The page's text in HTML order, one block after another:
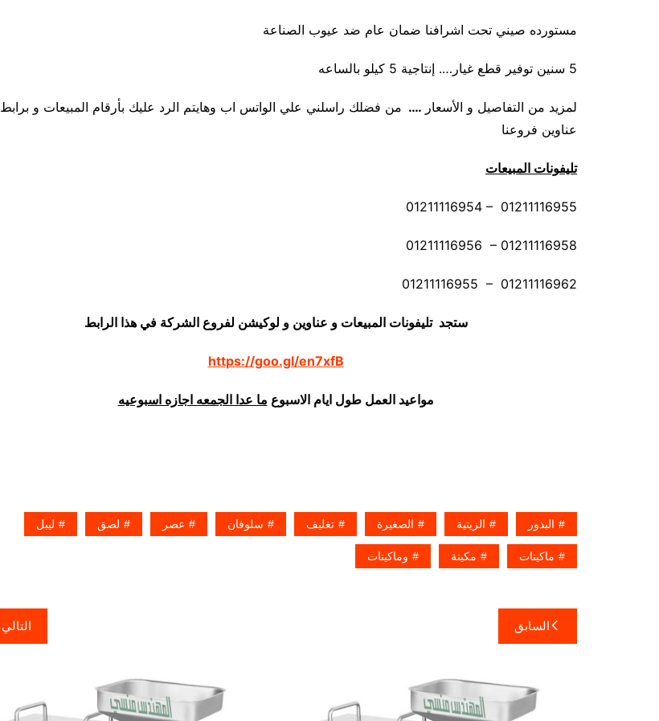
مستورده صيني تحت اشرافنا ضمان عام ضد عيوب الصناعة
5 سنين توفير قطع غيار…. إنتاجية 5 كيلو بالساعه
لمزيد من التفاصيل و الأسعار …. من فضلك راسلني علي الواتس اب وهايتم الرد عليك بأرقام المبيعات و برابط
عناوين فروعنا
تليفونات المبيعات
01211116954 – 01211116955
01211116956 – 01211116958
01211116955 – 01211116962
ستجد تليفونات المبيعات و عناوين و لوكيشن لفروع الشركة في هذا الرابط
https://goo.gl/en7xfB
مواعيد العمل طول ايام الاسبوع ما عدا الجمعه اجازه اسبوعيه
البذور الزيتية الصغيرة تغليف سلوفان عصر لصق ليبل
ماكينات مكينة وماكينات
تصفّح
المقالات
السابق التالي